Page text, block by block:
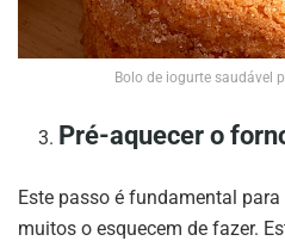
Bolo de iogurte saudável
Pré-aquecer o
Este passo é fundamental
muitos o esquecem de fazer.